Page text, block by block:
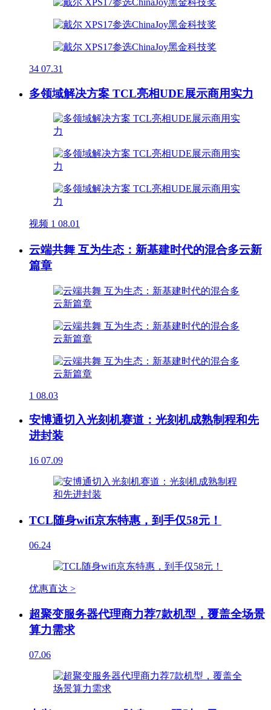
34 07.31
多领域解决方案 TCL亮相UDE展示商用实力
视频 1 08.01
云端共舞 互为生态：新基建时代的混合多云新
篇章
1 08.03
安博通切入光刻机赛道：光刻机成熟制程和先
进封装
16 07.09
TCL随身wifi京东特惠，到手仅58元！
06.24
优惠直达 >
超聚变服务器代理商力荐7款机型，覆盖全场景
算力需求
07.06